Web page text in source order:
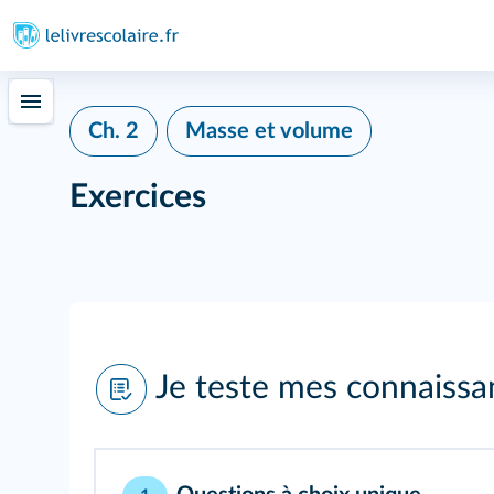
Ch. 2 Masse et volume
Exercices
Je teste mes